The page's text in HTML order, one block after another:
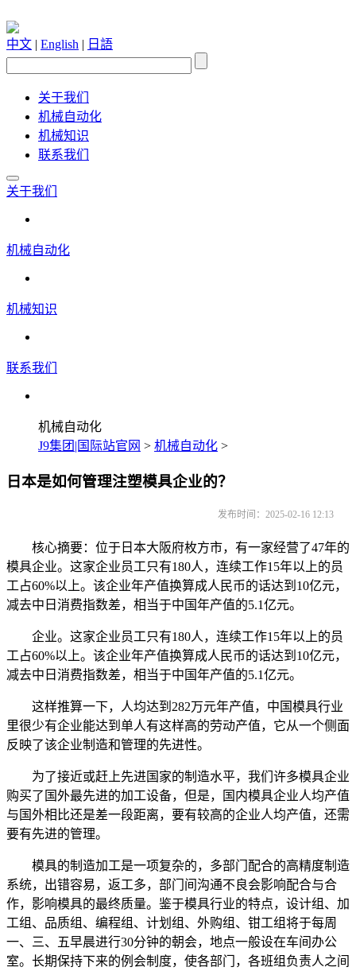
中文 | English | 日語
关于我们
机械自动化
机械知识
联系我们
关于我们
机械自动化
机械知识
联系我们
机械自动化
J9集团|国际站官网 > 机械自动化 >
日本是如何管理注塑模具企业的？
发布时间：2025-02-16 12:13
核心摘要：位于日本大阪府枚方市，有一家经营了47年的
模具企业。这家企业员工只有180人，连续工作15年以上的员
工占60%以上。该企业年产值换算成人民币的话达到10亿元，
减去中日消费指数差，相当于中国年产值的5.1亿元。
企业。这家企业员工只有180人，连续工作15年以上的员
工占60%以上。该企业年产值换算成人民币的话达到10亿元，
减去中日消费指数差，相当于中国年产值的5.1亿元。
这样推算一下，人均达到282万元年产值，中国模具行业
里很少有企业能达到单人有这样高的劳动产值，它从一个侧面
反映了该企业制造和管理的先进性。
为了接近或赶上先进国家的制造水平，我们许多模具企业
购买了国外最先进的加工设备，但是，国内模具企业人均产值
与国外相比还是差一段距离，要有较高的企业人均产值，还需
要有先进的管理。
模具的制造加工是一项复杂的，多部门配合的高精度制造
系统，出错容易，返工多，部门间沟通不良会影响配合与合
作，影响模具的最终质量。鉴于模具行业的特点，设计组、加
工组、品质组、编程组、计划组、外购组、钳工组将于每周
一、三、五早晨进行30分钟的朝会，地点一般设在车间办公
室。长期保持下来的例会制度，使各部门，各班组负责人之间